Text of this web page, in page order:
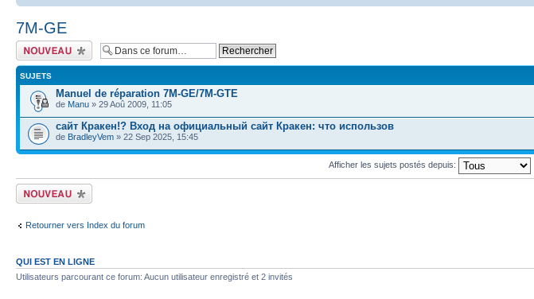
7M-GE
Ecrire un nouveau
sujet
SUJETS
Manuel de réparation 7M-GE/7M-GTE
de Manu » 29 Aoû 2009, 11:05
сайт Кракен!? Вход на официальный сайт Кракен: что использов
de BradleyVem » 22 Sep 2025, 15:45
Afficher les sujets postés depuis:
Ecrire un nouveau
sujet
Retourner vers Index du forum
QUI EST EN LIGNE
Utilisateurs parcourant ce forum: Aucun utilisateur enregistré et 2 invités